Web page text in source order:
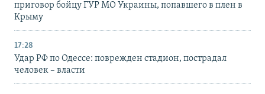
приговор бойцу ГУР МО Украины, попавшего в плен в
Крыму
17:28
Удар РФ по Одессе: поврежден стадион, пострадал
человек – власти